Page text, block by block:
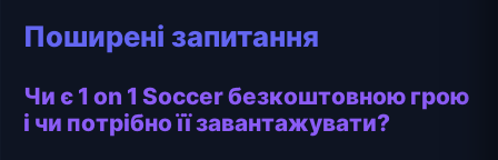
Поширені запитання
Чи є 1 on 1 Soccer безкоштовною грою
і чи потрібно її завантажувати?